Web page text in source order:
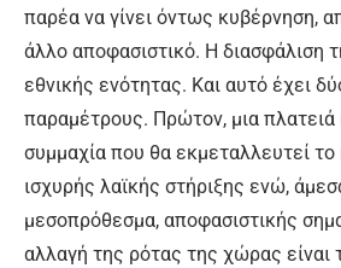
παρέα να γίνει όντως κυβέρνηση,
άλλο αποφασιστικό. Η διασφάλιση
εθνικής ενότητας. Και αυτό έχει
παραμέτρους. Πρώτον, μια πλατειά
συμμαχία που θα εκμεταλλευτεί
ισχυρής λαϊκής στήριξης ενώ,
μεσοπρόθεσμα, αποφασιστικής
αλλαγή της ρότας της χώρας είναι